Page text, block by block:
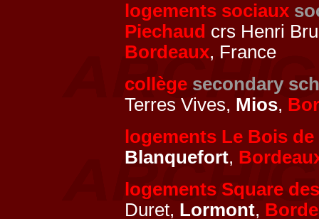
logements sociaux
Piechaud crs Henri
Bordeaux, France
collège secondary
Terres Vives, Mios,
logements Le Bois
Blanquefort,
logements Square
Duret, Lormont,